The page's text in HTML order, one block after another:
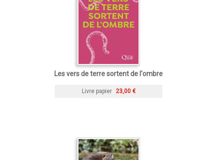
Les vers de terre sortent de l'ombre
Livre papier 23,00 €